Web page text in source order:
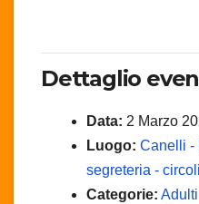
Dettaglio
Data: 2 Marzo
Luogo: Canelli -
segreteria -
Categorie: Adulti